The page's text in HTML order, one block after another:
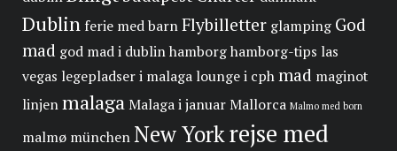
Dublin ferie med barnFlybilletter glamping God
mad god mad i dublinhamborghamborg-tips las
vegas legepladser i malaga lounge i cphmad maginot
linjenmalagaMalaga i januarMallorca Malmo med born
malmø münchenNew Yorkrejse med